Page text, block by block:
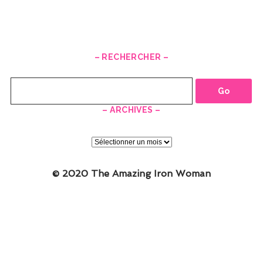
– RECHERCHER –
– ARCHIVES –
–
ARCHIVES
© 2020 The Amazing Iron Woman